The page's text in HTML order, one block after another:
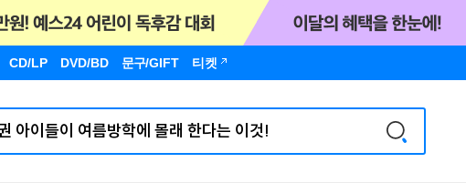
CD/LP DVD/BD 문구/GIFT 티켓